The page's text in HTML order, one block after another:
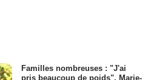
Familles nombreuses : "J'ai
pris beaucoup de poids", Marie-